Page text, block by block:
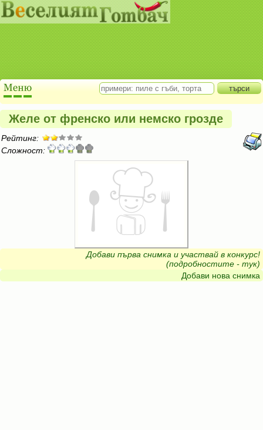
Желе от френско или немско грозде
Рейтинг:
Сложност:
Добави първа снимка и участвай в конкурс!
(подробностите - тук)
Добави нова снимка